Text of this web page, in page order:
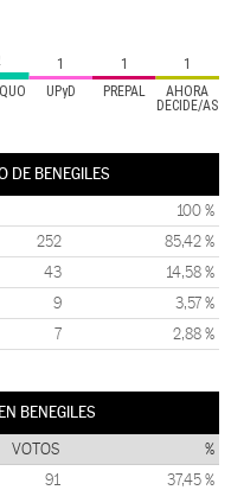
UPyD PREPAL
AHORA
DECIDE/AS
1 1 1
DE BENEGILES
100 %
252 85,42 %
43 14,58 %
9 3,57 %
7 2,88 %
BENEGILES
VOTOS %
91 37,45 %